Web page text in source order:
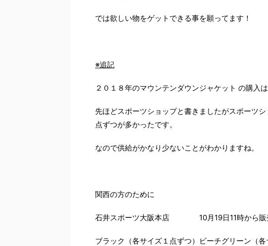
では欲しい物をゲットできる事を願ってます！
※追記
２０１８年のマウンテンダウンジャケット の購入
先ほどスポーツショップと書きましたがスポーツ
点ずつが多かったです。
なので供給がかなり少ないことがわかりますね。
関西の方のために
石井スポーツ大阪本店 10月19日11時から販
ブラック（各サイズ１点ずつ）ビーチグリーン（各